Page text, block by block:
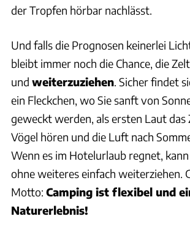
der Tropfen hörbar nachlässt.
Und falls die Prognosen keinerlei
bleibt immer noch die Chance, die
und weiterzuziehen. Sicher findet
ein Fleckchen, wo Sie sanft von
geweckt werden, als ersten Laut
Vögel hören und die Luft nach
Wenn es im Hotelurlaub regnet,
ohne weiteres einfach weiterziehen.
Motto: Camping ist flexibel und
Naturerlebnis!